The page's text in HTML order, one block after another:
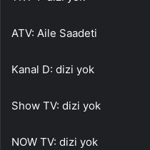
ATV: Aile Saadeti
Kanal D: dizi yok
Show TV: dizi yok
NOW TV: dizi yok